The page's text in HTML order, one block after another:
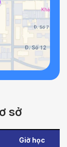
sở
Giờ học